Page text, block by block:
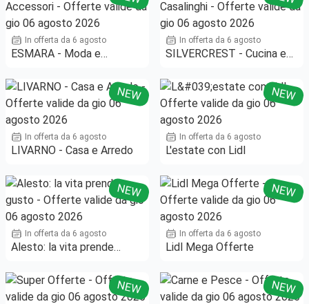
In offerta da 6 agosto
ESMARA - Moda e
In offerta da 6 agosto
SILVERCREST - Cucina e
NEW
In offerta da 6 agosto
LIVARNO - Casa e Arredo
NEW
In offerta da 6 agosto
L'estate con Lidl
NEW
In offerta da 6 agosto
Alesto: la vita prende
NEW
In offerta da 6 agosto
Lidl Mega Offerte
NEW NEW